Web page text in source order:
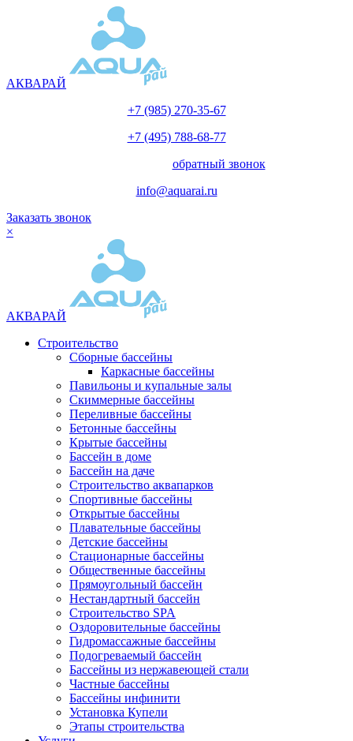
АКВАРАЙ
+7 (985) 270-35-67
+7 (495) 788-68-77
обратный звонок
info@aquarai.ru
Заказать звонок
×
АКВАРАЙ
Строительство
Сборные бассейны
Каркасные бассейны
Павильоны и купальные залы
Скиммерные бассейны
Переливные бассейны
Бетонные бассейны
Крытые бассейны
Бассейн в доме
Бассейн на даче
Строительство аквапарков
Спортивные бассейны
Открытые бассейны
Плавательные бассейны
Детские бассейны
Стационарные бассейны
Общественные бассейны
Прямоугольный бассейн
Нестандартный бассейн
Строительство SPA
Оздоровительные бассейны
Гидромассажные бассейны
Подогреваемый бассейн
Бассейны из нержавеющей стали
Частные бассейны
Бассейны инфинити
Установка Купели
Этапы строительства